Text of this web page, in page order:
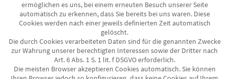
ermöglichen es uns, bei einem erneuten Besuch unserer Seite
automatisch zu erkennen, dass Sie bereits bei uns waren. Diese
Cookies werden nach einer jeweils definierten Zeit automatisch
gelöscht.
Die durch Cookies verarbeiteten Daten sind für die genannten Zwecke
zur Wahrung unserer berechtigten Interessen sowie der Dritter nach
Art. 6 Abs. 1 S. 1 lit. f DSGVO erforderlich.
Die meisten Browser akzeptieren Cookies automatisch. Sie können